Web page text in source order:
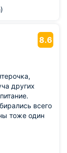
8.6
других
всего
тоже один